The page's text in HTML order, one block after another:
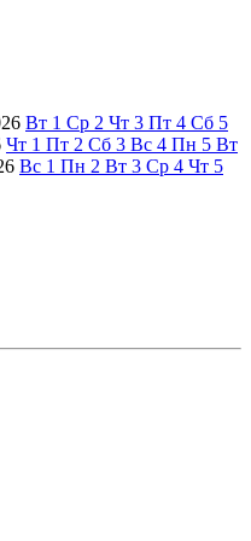
Вт 1 Ср 2 Чт 3 Пт 4 Сб 5
Чт 1 Пт 2 Сб 3 Вс 4 Пн 5 Вт
Вс 1 Пн 2 Вт 3 Ср 4 Чт 5